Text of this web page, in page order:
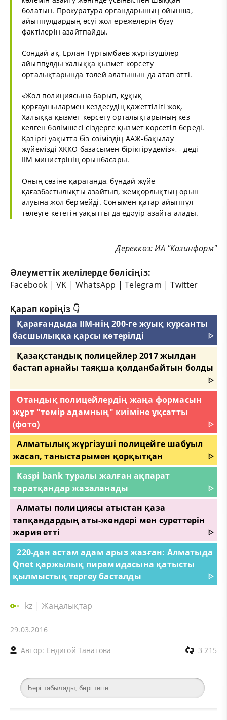
болатын. Прокуратура органдарының ойынша,
айыппұлдардың өсуі жол ережелерін бұзу
фактілерін азайтпайды.
Сондай-ақ, Ерлан Тұрғымбаев жүргізушілер
айыппұлды халыққа қызмет көрсету
орталықтарында төлей алатынын да атап өтті.
«Жол полициясына барып, құқық
қорғаушылармен кездесудің қажеттілігі жоқ.
Халыққа қызмет көрсету орталықтарының кез
келген бөлімшесі сіздерге қызмет көрсетіп береді.
Қазіргі уақытта біз өзіміздің ААЖ-бақылау
жүйемізді ХҚКО базасымен біріктірудеміз», - деді
ІІМ министрінің орынбасары.
Оның сөзіне қарағанда, бұндай жүйе
қағазбастылықты азайтып, жемқорлықтың орын
алуына жол бермейді. Сонымен қатар айыппұл
төлеуге кететін уақытты да едәуір азайта алады.
Дереккөз: ИА "Казинформ"
Әлеуметтік желілерде бөлісіңіз:
Facebook |VK |WhatsApp |Telegram |Twitter
Қарап көріңіз 👇
Қарағандыда ІІМ-нің 200-ге жуық курсанты
басшылыққа қарсы көтерілді
ᐈ
Қазақстандық полицейлер 2017 жылдан
бастап арнайы таяқша қолданбайтын болды
ᐈ
Отандық полицейлердің жаңа формасын
жұрт "темір адамның" киіміне ұқсатты
(фото)
ᐈ
Алматылық жүргізуші полицейге шабуыл
жасап, таныстарымен қорқытқан
ᐈ
Kaspi bank туралы жалған ақпарат
таратқандар жазаланады
ᐈ
Алматы полициясы атыстан қаза
тапқандардың аты-жөндері мен суреттерін
жария етті
ᐈ
220-дан астам адам арыз жазған: Алматыда
Qnet қаржылық пирамидасына қатысты
қылмыстық тергеу басталды
ᐈ
kz |Жаңалықтар
29.03.2016
Автор: Ендигой Танатова 3 215